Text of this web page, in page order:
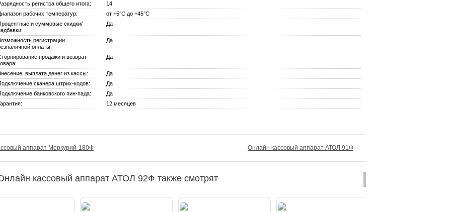
регистра общего итога:
14
рабочих температур:
от +5°С до +45°С
и суммовые скидки/
Да
регистрации
оплаты:
Да
продажи и возврат
Да
выплата денег из кассы:
Да
сканера штрих-кодов:
Да
банковского пин-пада:
Да
12 месяцев
аппарат Меркурий-180Ф Онлайн кассовый аппарат АТОЛ 91Ф
кассовый аппарат АТОЛ 92Ф также смотрят